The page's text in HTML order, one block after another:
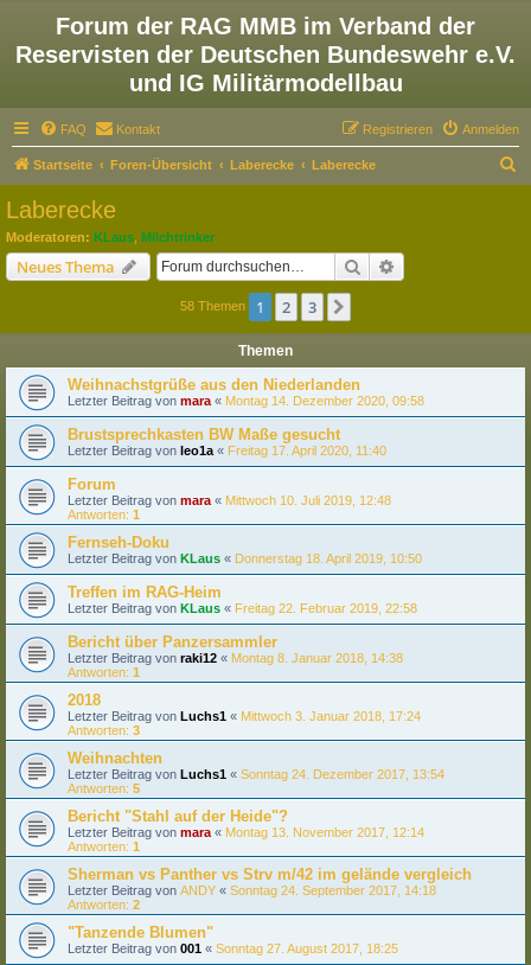
Forum der RAG MMB im Verband der
Reservisten der Deutschen Bundeswehr e.V.
und IG Militärmodellbau
FAQ Kontakt Anmelden
Registrieren
Startseite Foren-Übersicht Laberecke Laberecke
Laberecke
Moderatoren: KLaus Milchtrinker
Neues Thema Suche
58 Themen 1 2 3
Themen
Weihnachstgrüße aus den Niederlanden
Letzter Beitrag von mara « Montag 14. Dezember 2020, 09:58
Brustsprechkasten BW Maße gesucht
Letzter Beitrag von leo1a « Freitag 17. April 2020, 11:40
Forum
Letzter Beitrag von mara « Mittwoch 10. Juli 2019, 12:48
Antworten: 1
Fernseh-Doku
Letzter Beitrag von KLaus « Donnerstag 18. April 2019, 10:50
Treffen im RAG-Heim
Letzter Beitrag von KLaus « Freitag 22. Februar 2019, 22:58
Bericht über Panzersammler
Letzter Beitrag von raki12 « Montag 8. Januar 2018, 14:38
Antworten: 1
2018
Letzter Beitrag von Luchs1 « Mittwoch 3. Januar 2018, 17:24
Antworten: 3
Weihnachten
Letzter Beitrag von Luchs1 « Sonntag 24. Dezember 2017, 13:54
Antworten: 5
Bericht "Stahl auf der Heide"?
Letzter Beitrag von mara « Montag 13. November 2017, 12:14
Antworten: 1
Sherman vs Panther vs Strv m/42 im gelände vergleich
Letzter Beitrag von ANDY « Sonntag 24. September 2017, 14:18
Antworten: 2
"Tanzende Blumen"
Letzter Beitrag von 001 « Sonntag 27. August 2017, 18:25